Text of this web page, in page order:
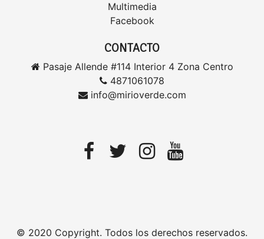
Multimedia
Facebook
CONTACTO
Pasaje Allende #114 Interior 4 Zona Centro
4871061078
info@mirioverde.com
© 2020 Copyright. Todos los derechos reservados.